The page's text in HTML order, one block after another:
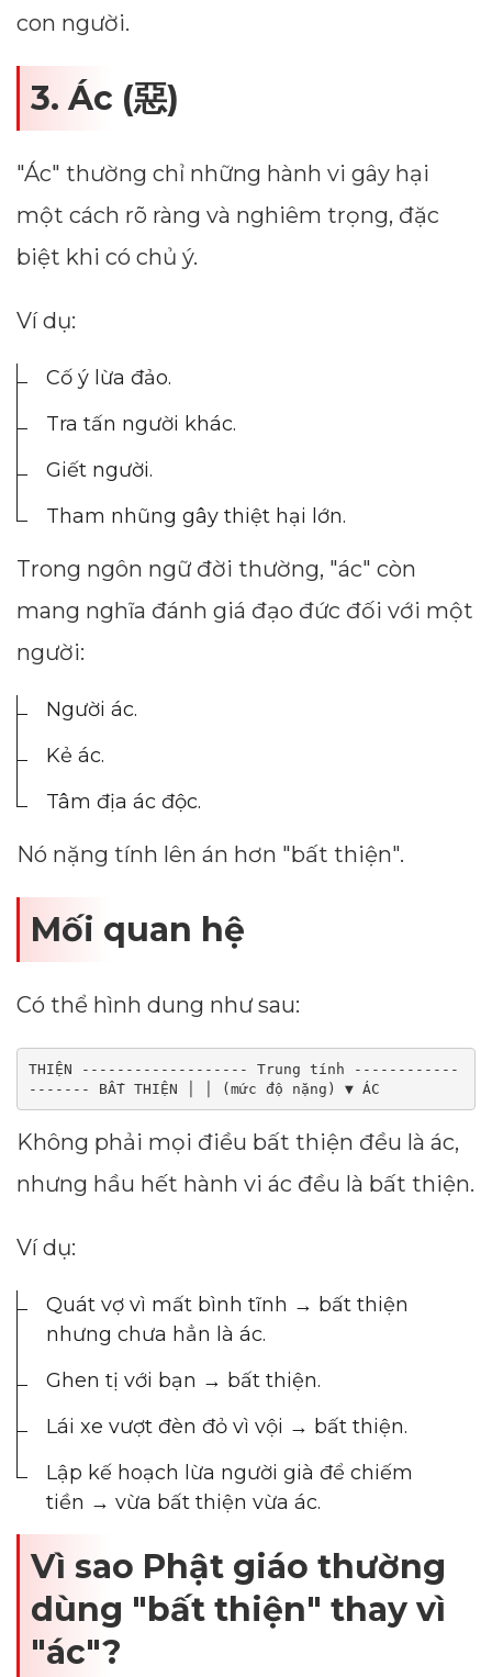
con người.
3. Ác (惡)
"Ác" thường chỉ những hành vi gây hại
một cách rõ ràng và nghiêm trọng, đặc
biệt khi có chủ ý.
Ví dụ:
Cố ý lừa đảo.
Tra tấn người khác.
Giết người.
Tham nhũng gây thiệt hại lớn.
Trong ngôn ngữ đời thường, "ác" còn
mang nghĩa đánh giá đạo đức đối với một
người:
Người ác.
Kẻ ác.
Tâm địa ác độc.
Nó nặng tính lên án hơn "bất thiện".
Mối quan hệ
Có thể hình dung như sau:
THIỆN ------------------- Trung tính ------------
------- BẤT THIỆN │ │ (mức độ nặng) ▼ ÁC
Không phải mọi điều bất thiện đều là ác,
nhưng hầu hết hành vi ác đều là bất thiện.
Ví dụ:
Quát vợ vì mất bình tĩnh → bất thiện
nhưng chưa hẳn là ác.
Ghen tị với bạn → bất thiện.
Lái xe vượt đèn đỏ vì vội → bất thiện.
Lập kế hoạch lừa người già để chiếm
tiền → vừa bất thiện vừa ác.
Vì sao Phật giáo thường
dùng "bất thiện" thay vì
"ác"?